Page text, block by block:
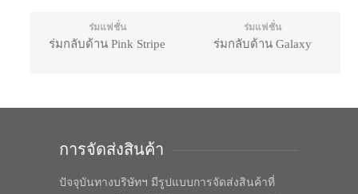
ร่มแฟชั่น
ร่มกลับด้าน Pink Stripe
ร่มแฟชั่น
ร่มกลับด้าน Galaxy
การจัดส่งสินค้า
ปัจจุบันทางบริษัทฯ มีรูปแบบการจัดส่งสินค้าที่